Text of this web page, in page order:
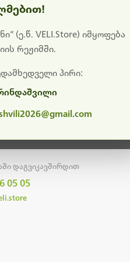
მიმდინარეობს
სამუშაოები.
გმადლობთ მოთმინებისთვის!
დაბრუნება
დაგვიკავშირდით
05 05
(ე.წ. VELI.Store) იმყოფება
რეჟიმში.
პირი: